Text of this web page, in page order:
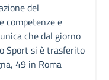
del
competenze e
che dal giorno
Sport si è trasferito
49 in Roma